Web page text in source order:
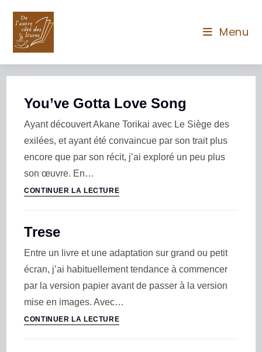
Menu
You’ve Gotta Love Song
Ayant découvert Akane Torikai avec Le Siège des
exilées, et ayant été convaincue par son trait plus
encore que par son récit, j’ai exploré un peu plus
son œuvre. En…
CONTINUER LA LECTURE
Trese
Entre un livre et une adaptation sur grand ou petit
écran, j’ai habituellement tendance à commencer
par la version papier avant de passer à la version
mise en images. Avec…
CONTINUER LA LECTURE